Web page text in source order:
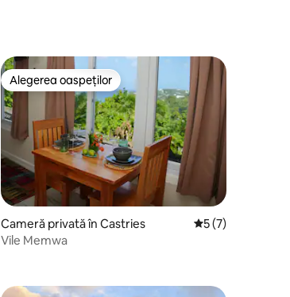
Alegerea oaspeților
Alegerea oaspeților
Cameră privată în Castries Scor mediu de 5
5 (7)
Vile Memwa